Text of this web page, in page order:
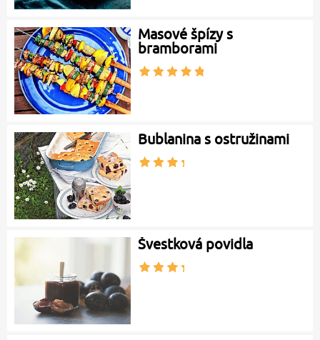
Masové špízy s
bramborami
Bublanina s ostružinami
Švestková povidla